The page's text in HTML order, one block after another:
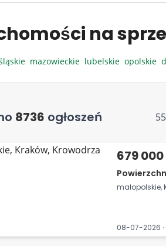
na
mazowieckie lubelskie opolskie
8736 ogłoszeń 55
679 000
małopolskie,
08-07-2026